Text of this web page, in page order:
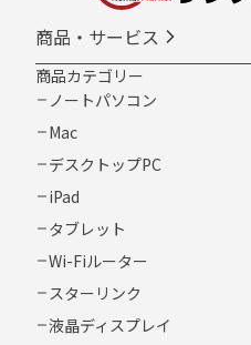
商品・サービス
商品カテゴリー
ノートパソコン
Mac
デスクトップPC
iPad
タブレット
Wi-Fiルーター
スターリンク
液晶ディスプレイ